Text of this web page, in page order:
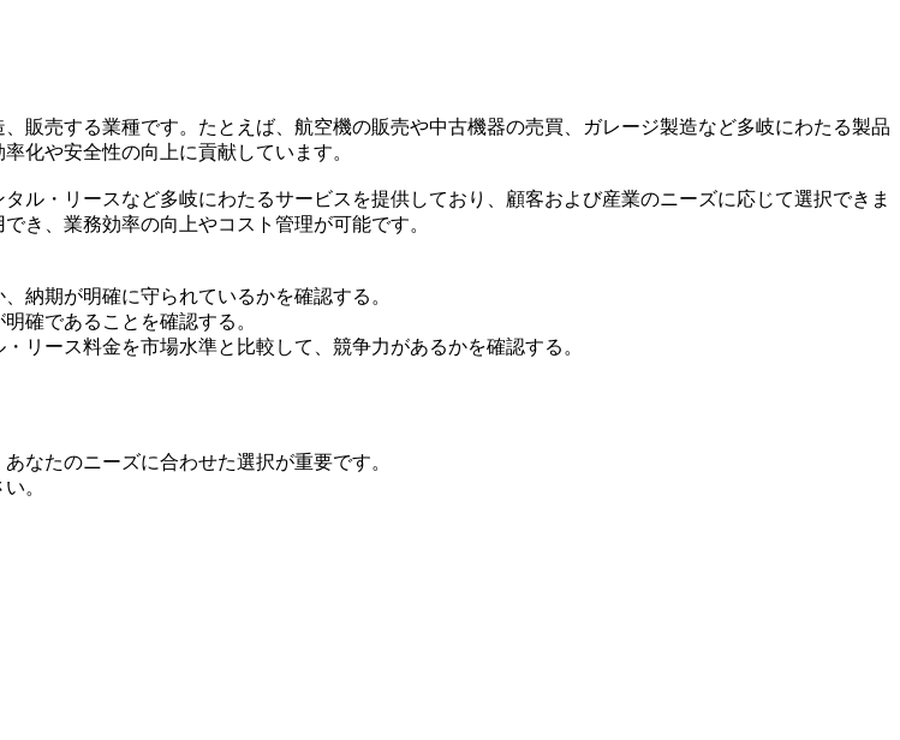
販売する業種です。たとえば、航空機の販売や中古機器の売買、ガレージ製造など多岐にわたる製品
化や安全性の向上に貢献しています。
ル・リースなど多岐にわたるサービスを提供しており、顧客および産業のニーズに応じて選択できま
き、業務効率の向上やコスト管理が可能です。
納期が明確に守られているかを確認する。
確であることを確認する。
リース料金を市場水準と比較して、競争力があるかを確認する。
なたのニーズに合わせた選択が重要です。
。